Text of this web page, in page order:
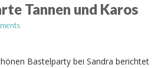
Tannen und Karos
Bastelparty bei Sandra berichtet